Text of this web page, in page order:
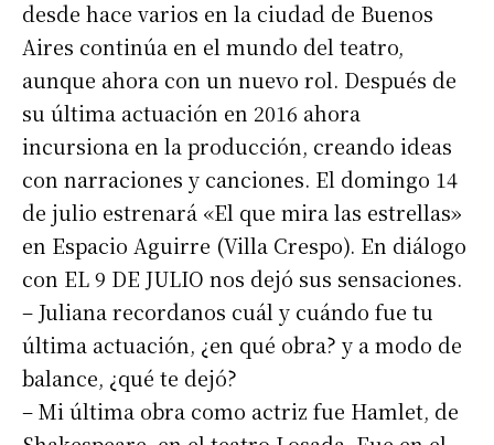
desde hace varios en la ciudad de Buenos
Aires continúa en el mundo del teatro,
aunque ahora con un nuevo rol. Después de
su última actuación en 2016 ahora
incursiona en la producción, creando ideas
con narraciones y canciones. El domingo 14
de julio estrenará «El que mira las estrellas»
en Espacio Aguirre (Villa Crespo). En diálogo
con EL 9 DE JULIO nos dejó sus sensaciones.
– Juliana recordanos cuál y cuándo fue tu
última actuación, ¿en qué obra? y a modo de
balance, ¿qué te dejó?
– Mi última obra como actriz fue Hamlet, de